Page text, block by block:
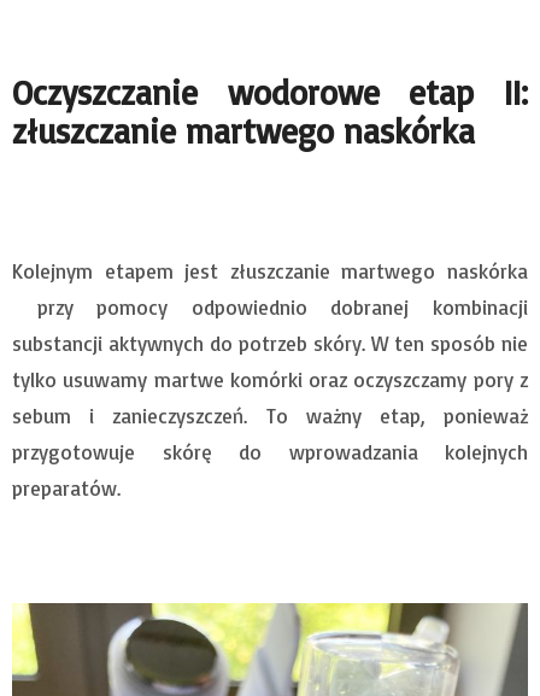
Oczyszczanie wodorowe etap II:
złuszczanie martwego naskórka
Kolejnym etapem jest złuszczanie martwego naskórka
przy pomocy odpowiednio dobranej kombinacji
substancji aktywnych do potrzeb skóry. W ten sposób nie
tylko usuwamy martwe komórki oraz oczyszczamy pory z
sebum i zanieczyszczeń. To ważny etap, ponieważ
przygotowuje skórę do wprowadzania kolejnych
preparatów.